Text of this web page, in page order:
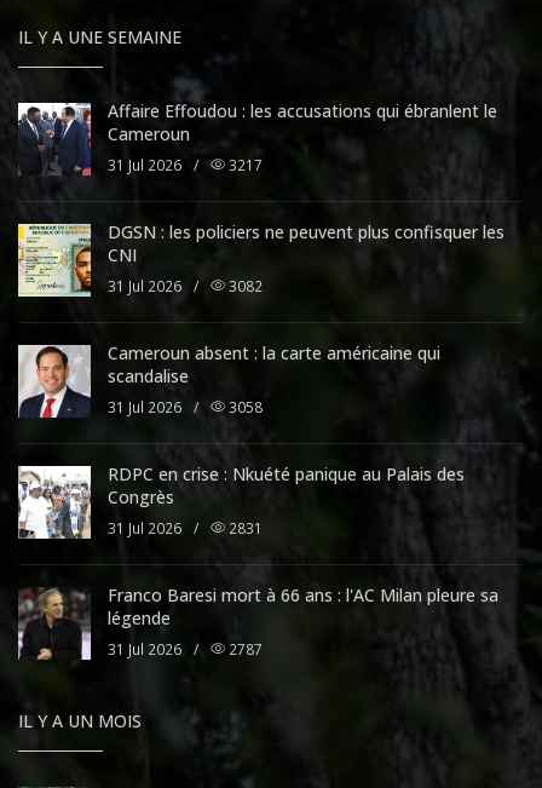
IL Y A UNE SEMAINE
Affaire Effoudou : les accusations qui ébranlent le
Cameroun
31 Jul 2026 / 3217
DGSN : les policiers ne peuvent plus confisquer les
CNI
31 Jul 2026 / 3082
Cameroun absent : la carte américaine qui
scandalise
31 Jul 2026 / 3058
RDPC en crise : Nkuété panique au Palais des
Congrès
31 Jul 2026 / 2831
Franco Baresi mort à 66 ans : l'AC Milan pleure sa
légende
31 Jul 2026 / 2787
IL Y A UN MOIS